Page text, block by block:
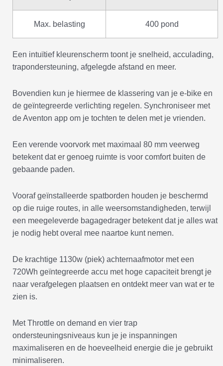
Max. belasting 400 pond
Een intuïtief kleurenscherm toont je snelheid, acculading,
trapondersteuning, afgelegde afstand en meer.
Bovendien kun je hiermee de klassering van je e-bike en
de geïntegreerde verlichting regelen. Synchroniseer met
de Aventon app om je tochten te delen met je vrienden.
Een verende voorvork met maximaal 80 mm veerweg
betekent dat er genoeg ruimte is voor comfort buiten de
gebaande paden.
Vooraf geïnstalleerde spatborden houden je beschermd
op die ruige routes, in alle weersomstandigheden, terwijl
een meegeleverde bagagedrager betekent dat je alles wat
je nodig hebt overal mee naartoe kunt nemen.
De krachtige 1130w (piek) achternaafmotor met een
720Wh geïntegreerde accu met hoge capaciteit brengt je
naar verafgelegen plaatsen en ontdekt meer van wat er te
zien is.
Met Throttle on demand en vier trap
ondersteuningsniveaus kun je je inspanningen
maximaliseren en de hoeveelheid energie die je gebruikt
minimaliseren.